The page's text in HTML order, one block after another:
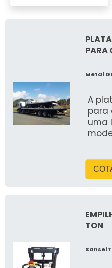
PARA
Metal
A
para
uma
TON
Sansei